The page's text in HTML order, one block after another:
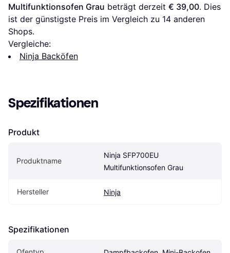
Multifunktionsofen Grau beträgt derzeit € 39,00. Dies
ist der günstigste Preis im Vergleich zu 14 anderen
Shops.
Vergleiche:
Ninja Backöfen
Spezifikationen
Produkt
Produktname
Ninja SFP700EU
Multifunktionsofen Grau
Hersteller Ninja
Spezifikationen